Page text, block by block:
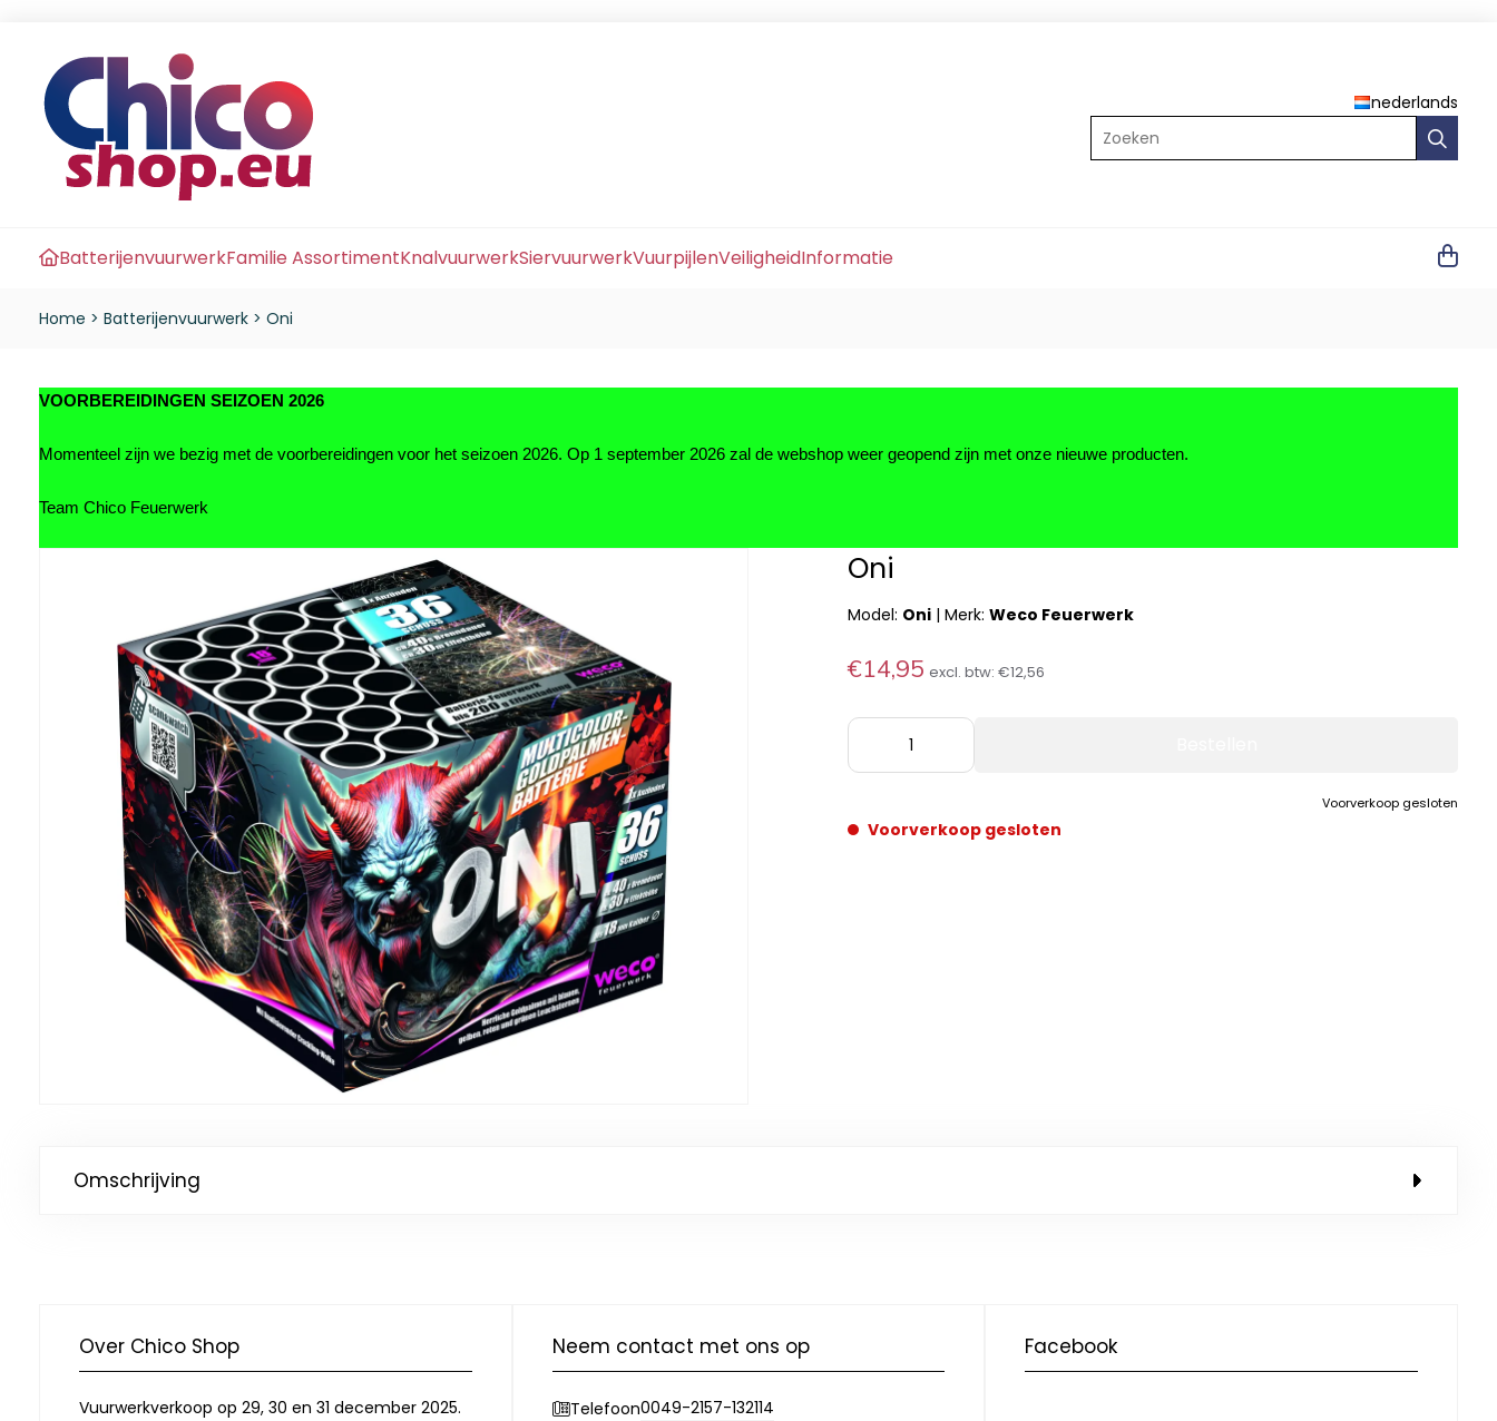
nederlands
Zoeken
BatterijenvuurwerkFamilie AssortimentKnalvuurwerkSiervuurwerkVuurpijlenVeiligheidInformatie
Home > Batterijenvuurwerk > Oni
VOORBEREIDINGEN SEIZOEN 2026
Momenteel zijn we bezig met de voorbereidingen voor het seizoen 2026. Op 1 september 2026 zal de webshop weer geopend zijn met onze nieuwe producten.
Team Chico Feuerwerk
Oni
Model: Oni |Merk:Weco Feuerwerk
€14,95 excl. btw:€12,56
Voorverkoop gesloten
Voorverkoop gesloten
Omschrijving
Over Chico Shop
Vuurwerkverkoop op 29, 30 en 31 december 2025.
Neem contact met ons op
Telefoon0049-2157-132114
Facebook